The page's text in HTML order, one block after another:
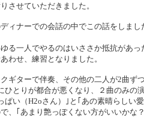
させていただきました。
ィナーでの会話の中でこの話をしま
る一人でやるのはいささか抵抗があ
わせ、練習となりました。
ギターで伴奏、その他の二人が2曲ず
ひとりが都合が悪くなり、２曲のみの
ぱい（H2oさん）｣と｢あの素晴らしい
、｢あまり艶っぽくない方がいいかな